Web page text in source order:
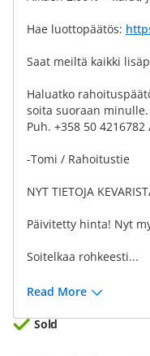
Hae luottopäätös:
Saat meiltä kaikki
Haluatko
soita suoraan minulle.
Puh. +358 50 4216782
-Tomi / Rahoitustie
NYT TIETOJA
Päivitetty hinta! Nyt
Soitelkaa rohkeesti...
Read More
Sold